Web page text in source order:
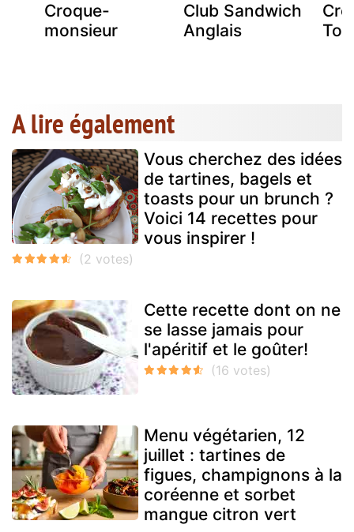
Croque-
monsieur
Club Sandwich
Anglais
A lire également
Vous cherchez des idées
de tartines, bagels et
toasts pour un brunch ?
Voici 14 recettes pour
vous inspirer !
Cette recette dont on ne
se lasse jamais pour
l'apéritif et le goûter!
Menu végétarien, 12
juillet : tartines de
figues, champignons à la
coréenne et sorbet
mangue citron vert